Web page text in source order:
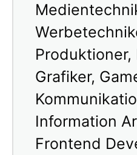
Grafiker,
Information
Frontend